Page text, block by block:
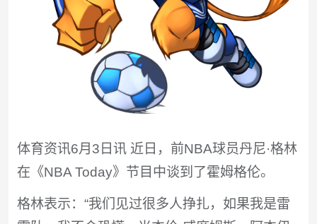
体育资讯6月3日讯 近日，前NBA球员丹尼·格林
在《NBA Today》节目中谈到了霍姆格伦。
格林表示：“我们见过很多人挣扎，如果我是雷